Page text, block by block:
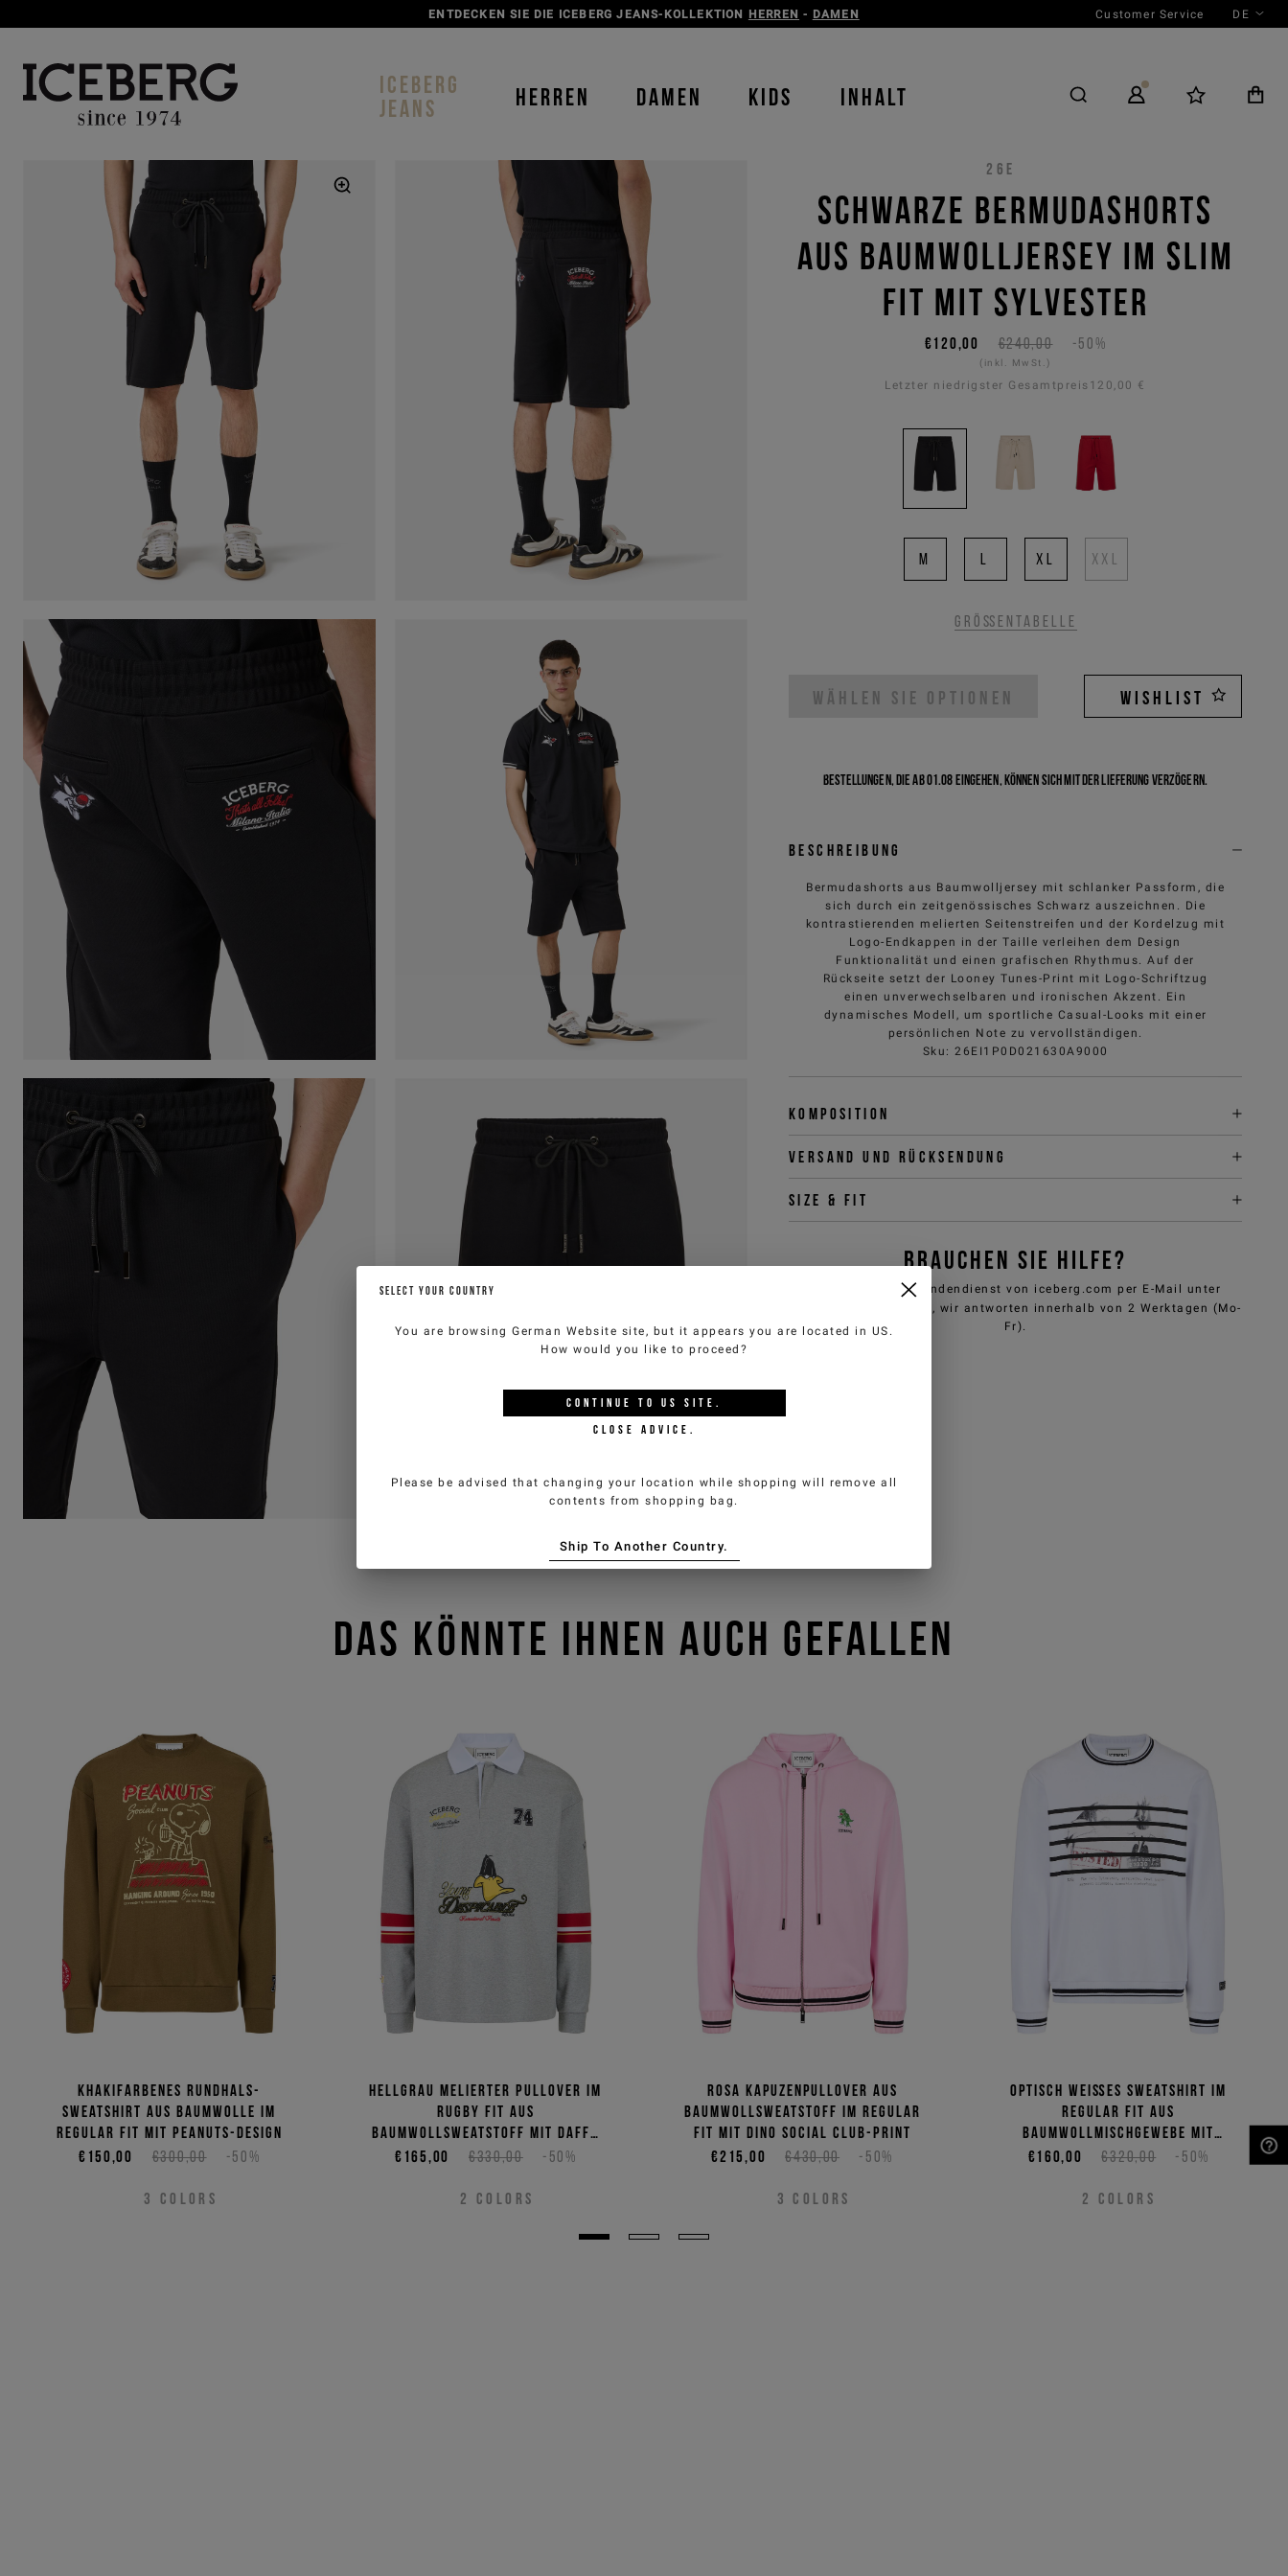
ENTDECKEN SIE DIE ICEBERG JEANS-KOLLEKTION HERREN - DAMEN Customer Service DE
ICEBERG
JEANS
HERREN DAMEN KIDS INHALT
26E
SCHWARZE BERMUDASHORTS
AUS BAUMWOLLJERSEY IM SLIM
FIT MIT SYLVESTER
€240,00 -50%
€120,00
(inkl. MwSt.)
Letzter niedrigster Gesamtpreis 120,00 €
M L XL XXL
Größentabelle
WÄHLEN SIE OPTIONEN WISHLIST
Bestellungen, die ab 01.08 eingehen, können sich mit der Lieferung verzögern.
Beschreibung
Bermudashorts aus Baumwolljersey mit schlanker Passform, die
sich durch ein zeitgenössisches Schwarz auszeichnen. Die
kontrastierenden melierten Seitenstreifen und der Kordelzug mit
Logo-Endkappen in der Taille verleihen dem Design
Funktionalität und einen grafischen Rhythmus. Auf der
Rückseite setzt der Looney Tunes-Print mit Logo-Schriftzug
einen unverwechselbaren und ironischen Akzent. Ein
dynamisches Modell, um sportliche Casual-Looks mit einer
persönlichen Note zu vervollständigen.
Sku :26EI1P0D021630A9000
Komposition
Versand und Rücksendung
Size & fit
BRAUCHEN SIE HILFE?
Sie können den Kundendienst von iceberg.com per E-Mail unter
, wir antworten innerhalb von 2 Werktagen (Mo-
Fr).
DAS KÖNNTE IHNEN AUCH GEFALLEN
Khakifarbenes Rundhals-
Sweatshirt aus Baumwolle im
Regular Fit mit Peanuts-Design
€300,00
-50%
€150,00
3 COLORS
Hellgrau melierter Pullover im
Rugby Fit aus
Baumwollsweatstoff mit Daffy
Duck
€330,00 -50%
€165,00
2 COLORS
Rosa Kapuzenpullover aus
Baumwollsweatstoff im Regular
Fit mit Dino Social Club-Print
€430,00
-50%
€215,00
3 COLORS
Optisch weißes Sweatshirt im
Regular Fit aus
Baumwollmischgewebe mit
Sylvester-Print
€320,00 -50%
€160,00
2 COLORS
SELECT YOUR COUNTRY
You are browsingGerman Website site, but it appears you are located in US .
How would you like to proceed?
CONTINUE TO US SITE.
CLOSE ADVICE.
Please be advised that changing your location while shopping will remove all
contents from shopping bag.
Ship To Another Country.